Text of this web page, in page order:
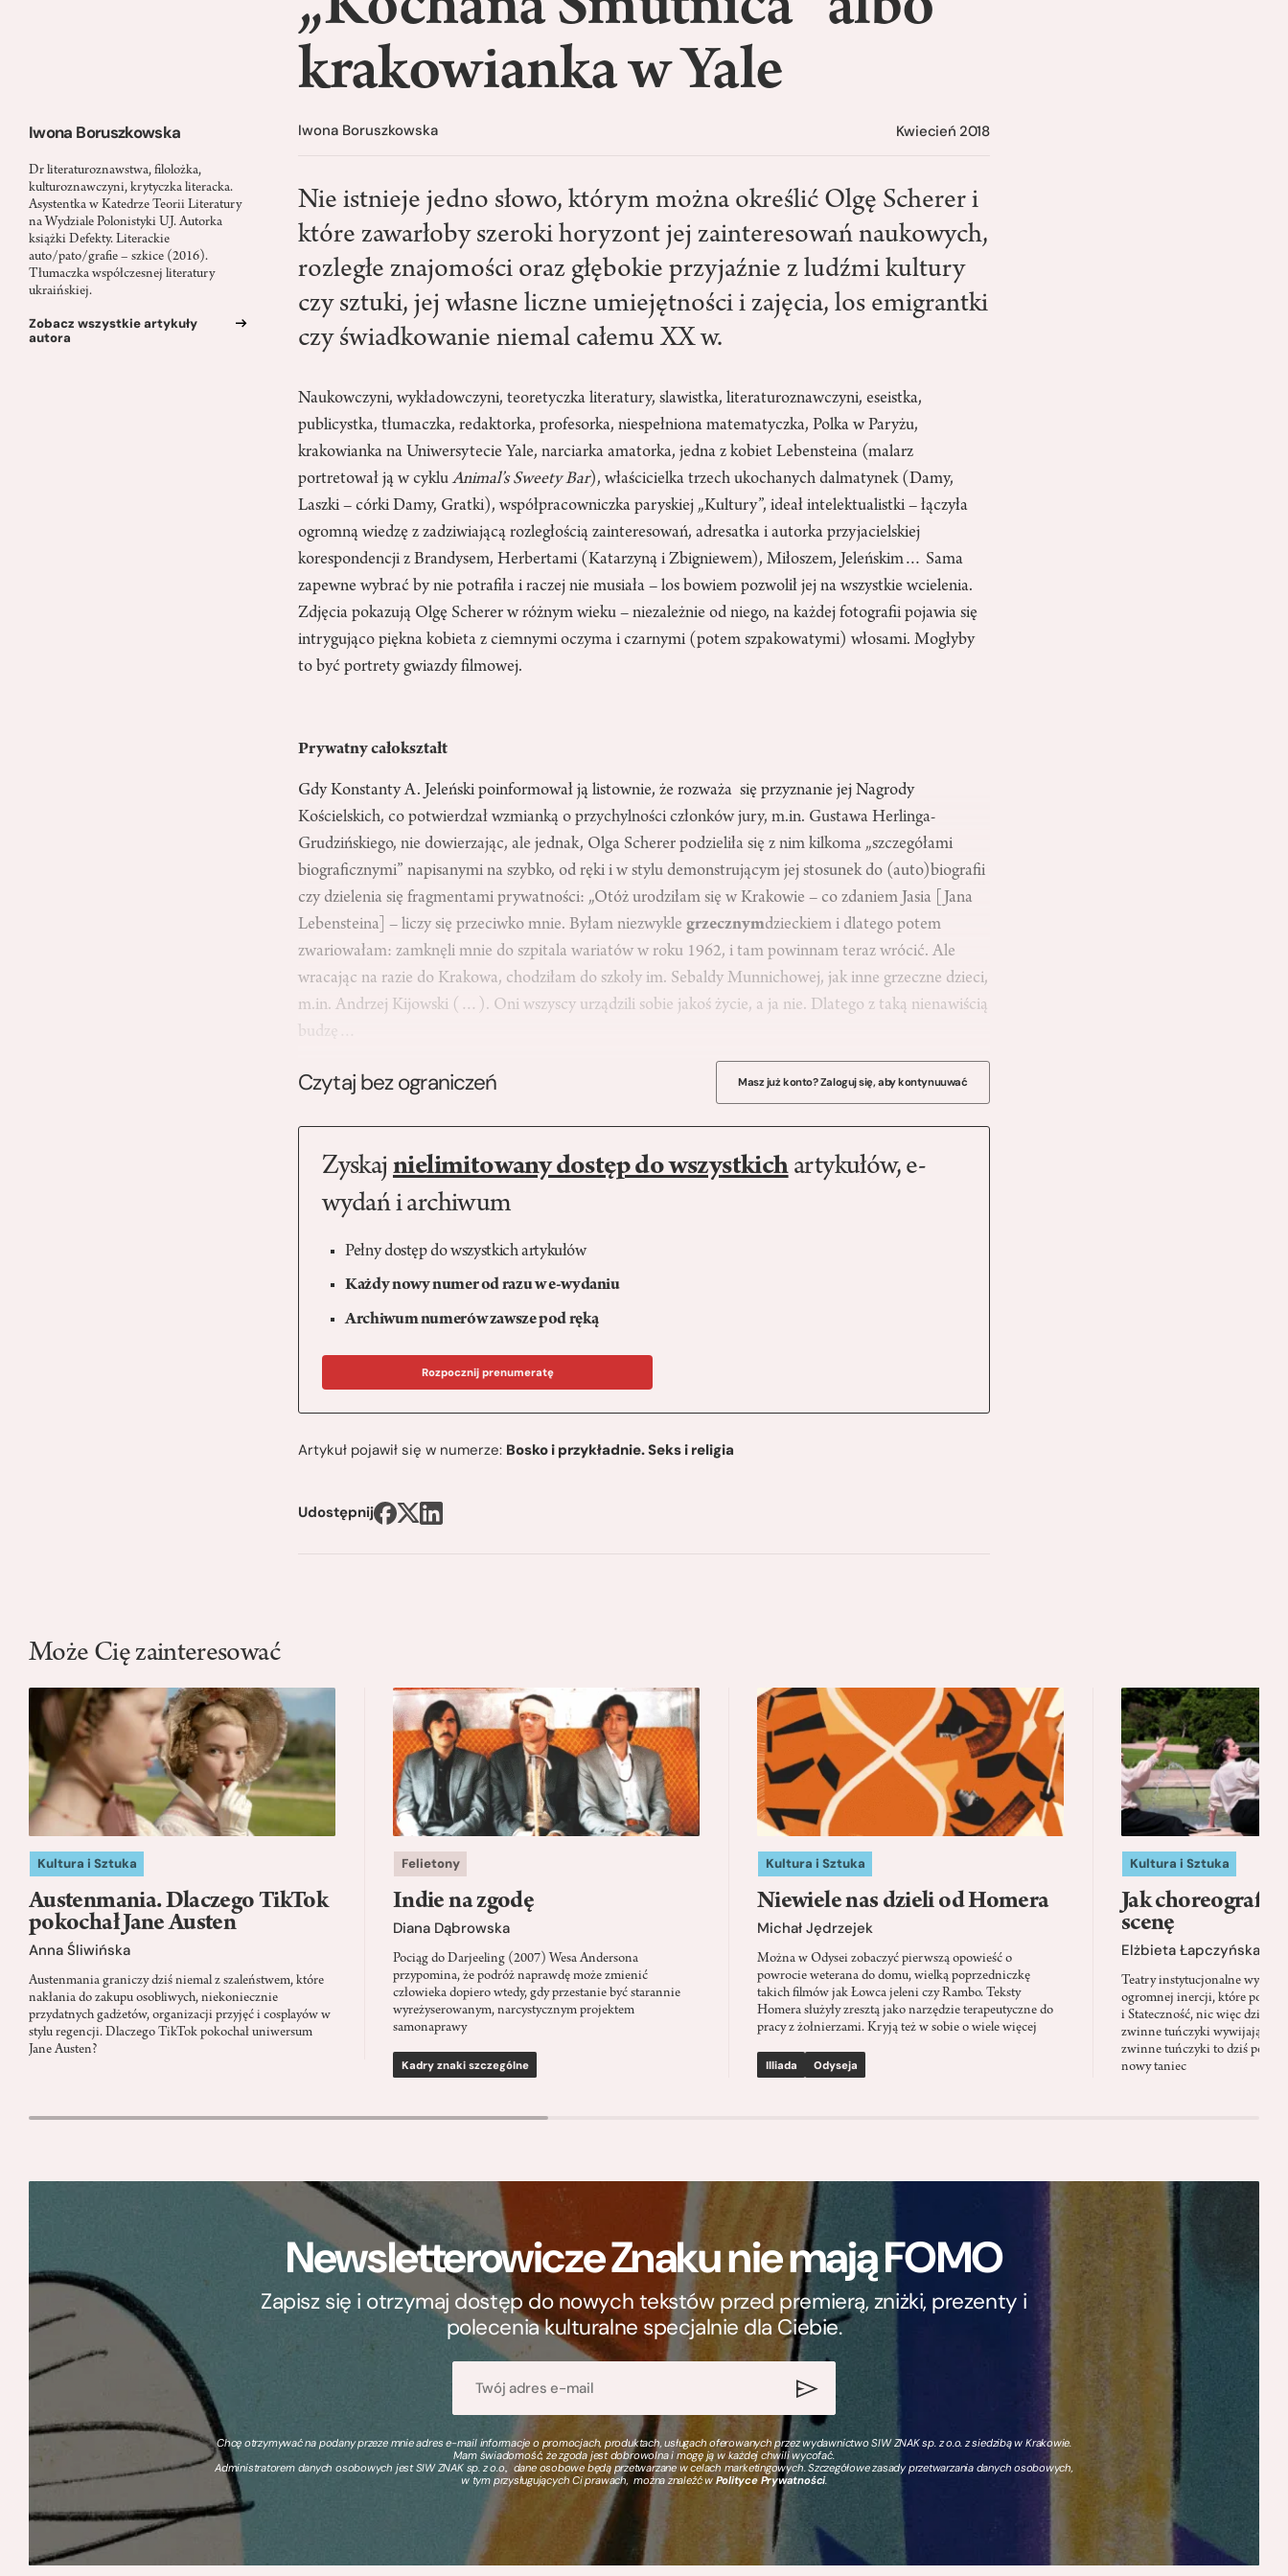
Iwona Boruszkowska
Dr literaturoznawstwa, filolożka,
kulturoznawczyni, krytyczka literacka.
Asystentka w Katedrze Teorii Literatury
na Wydziale Polonistyki UJ. Autorka
książki Defekty. Literackie
auto/pato/grafie – szkice (2016).
Tłumaczka współczesnej literatury
ukraińskiej.
Zobacz wszystkie artykuły
autora
krakowianka w Yale
Iwona Boruszkowska Kwiecień 2018
Nie istnieje jedno słowo, którym można określić Olgę Scherer i
które zawarłoby szeroki horyzont jej zainteresowań naukowych,
rozległe znajomości oraz głębokie przyjaźnie z ludźmi kultury
czy sztuki, jej własne liczne umiejętności i zajęcia, los emigrantki
czy świadkowanie niemal całemu XX w.
Naukowczyni, wykładowczyni, teoretyczka literatury, slawistka, literaturoznawczyni, eseistka,
publicystka, tłumaczka, redaktorka, profesorka, niespełniona matematyczka, Polka w Paryżu,
krakowianka na Uniwersytecie Yale, narciarka amatorka, jedna z kobiet Lebensteina (malarz
portretował ją w cykluAnimal’s Sweety Bar), właścicielka trzech ukochanych dalmatynek (Damy,
Laszki – córki Damy, Gratki), współpracowniczka paryskiej „Kultury”, ideał intelektualistki – łączyła
ogromną wiedzę z zadziwiającą rozległością zainteresowań, adresatka i autorka przyjacielskiej
korespondencji z Brandysem, Herbertami (Katarzyną i Zbigniewem), Miłoszem, Jeleńskim… Sama
zapewne wybrać by nie potrafiła i raczej nie musiała – los bowiem pozwolił jej na wszystkie wcielenia.
Zdjęcia pokazują Olgę Scherer w różnym wieku – niezależnie od niego, na każdej fotografii pojawia się
intrygująco piękna kobieta z ciemnymi oczyma i czarnymi (potem szpakowatymi) włosami. Mogłyby
to być portrety gwiazdy filmowej.
Prywatny całokształt
Gdy Konstanty A. Jeleński poinformował ją listownie, że rozważa się przyznanie jej Nagrody
Kościelskich, co potwierdzał wzmianką o przychylności członków jury, m.in. Gustawa Herlinga-
Grudzińskiego, nie dowierzając, ale jednak, Olga Scherer podzieliła się z nim kilkoma „szczegółami
biograficznymi” napisanymi na szybko, od ręki i w stylu demonstrującym jej stosunek do (auto)biografii
czy dzielenia się fragmentami prywatności: „Otóż urodziłam się w Krakowie – co zdaniem Jasia [Jana
Lebensteina] – liczy się przeciwko mnie. Byłam niezwyklegrzecznymdzieckiem i dlatego potem
zwariowałam: zamknęli mnie do szpitala wariatów w roku 1962, i tam powinnam teraz wrócić. Ale
wracając na razie do Krakowa, chodziłam do szkoły im. Sebaldy Munnichowej, jak inne grzeczne dzieci,
m.in. Andrzej Kijowski (…). Oni wszyscy urządzili sobie jakoś życie, a ja nie. Dlatego z taką nienawiścią
budzę…
Czytaj bez ograniczeń Masz już konto? Zaloguj się, aby kontynuuwać
Zyskaj nielimitowany dostęp do wszystkichartykułów, e-
wydań i archiwum
Pełny dostęp do wszystkich artykułów
Każdy nowy numer od razu w e-wydaniu
Archiwum numerów zawsze pod ręką
Rozpocznij prenumeratę
Artykuł pojawił się w numerze: Bosko i przykładnie. Seks i religia
Udostępnij
Może Cię zainteresować
Kultura i Sztuka
Austenmania. Dlaczego TikTok
pokochał Jane Austen
Anna Śliwińska
Austenmania graniczy dziś niemal z szaleństwem, które
nakłania do zakupu osobliwych, niekoniecznie
przydatnych gadżetów, organizacji przyjęć i cosplayów w
stylu regencji. Dlaczego TikTok pokochał uniwersum
Jane Austen?
Felietony
Indie na zgodę
Diana Dąbrowska
Pociąg do Darjeeling (2007) Wesa Andersona
przypomina, że podróż naprawdę może zmienić
człowieka dopiero wtedy, gdy przestanie być starannie
wyreżyserowanym, narcystycznym projektem
samonaprawy
Kadry znaki szczególne
Kultura i Sztuka
Niewiele nas dzieli od Homera
Michał Jędrzejek
Można w Odysei zobaczyć pierwszą opowieść o
powrocie weterana do domu, wielką poprzedniczkę
takich filmów jak Łowca jeleni czy Rambo. Teksty
Homera służyły zresztą jako narzędzie terapeutyczne do
pracy z żołnierzami. Kryją też w sobie o wiele więcej
Illiada Odyseja
Kultura i Sztuka
Jak
scenę
Elżbieta Łapczyńska
Teatry instytucjonalne
ogromnej inercji, które ponad
i Stateczność, nic więc
zwinne tuńczyki wywijają
zwinne tuńczyki to dziś
nowy taniec
Newsletterowicze Znaku nie mają FOMO
Zapisz się i otrzymaj dostęp do nowych tekstów przed premierą, zniżki, prezenty i
polecenia kulturalne specjalnie dla Ciebie.
Chcę otrzymywać na podany przeze mnie adres e-mail informacje o promocjach, produktach, usługach oferowanych przez wydawnictwo SIW ZNAK sp. z o.o. z siedzibą w Krakowie.
Mam świadomość, że zgoda jest dobrowolna i mogę ją w każdej chwili wycofać.
Administratorem danych osobowych jest SIW ZNAK sp. z o.o., dane osobowe będą przetwarzane w celach marketingowych. Szczegółowe zasady przetwarzania danych osobowych,
w tym przysługujących Ci prawach, można znaleźć wPolityce Prywatności.